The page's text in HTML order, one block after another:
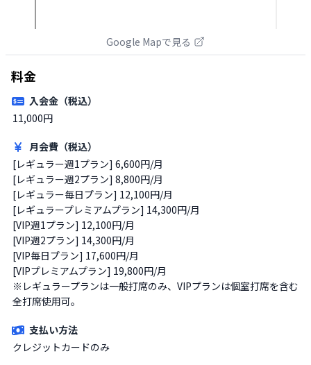
Google Mapで見る
料金
入会金（税込）
11,000円
月会費（税込）
[レギュラー週1プラン] 6,600円/月
[レギュラー週2プラン] 8,800円/月
[レギュラー毎日プラン] 12,100円/月
[レギュラープレミアムプラン] 14,300円/月
[VIP週1プラン] 12,100円/月
[VIP週2プラン] 14,300円/月
[VIP毎日プラン] 17,600円/月
[VIPプレミアムプラン] 19,800円/月
※レギュラープランは一般打席のみ、VIPプランは個室打席を含む
支払い方法
クレジットカードのみ